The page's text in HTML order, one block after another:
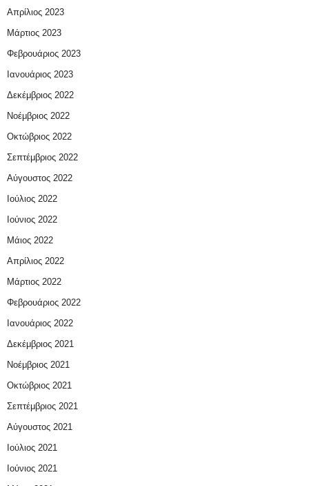
Απρίλιος 2023
Μάρτιος 2023
Φεβρουάριος 2023
Ιανουάριος 2023
Δεκέμβριος 2022
Νοέμβριος 2022
Οκτώβριος 2022
Σεπτέμβριος 2022
Αύγουστος 2022
Ιούλιος 2022
Ιούνιος 2022
Μάιος 2022
Απρίλιος 2022
Μάρτιος 2022
Φεβρουάριος 2022
Ιανουάριος 2022
Δεκέμβριος 2021
Νοέμβριος 2021
Οκτώβριος 2021
Σεπτέμβριος 2021
Αύγουστος 2021
Ιούλιος 2021
Ιούνιος 2021